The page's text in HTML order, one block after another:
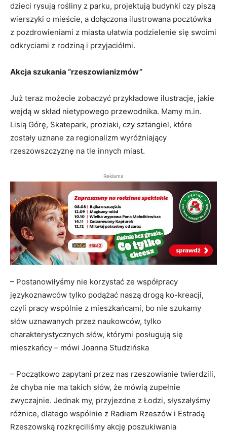
dzieci rysują rośliny z parku, projektują budynki czy piszą
wierszyki o mieście, a dołączona ilustrowana pocztówka
z pozdrowieniami z miasta ułatwia podzielenie się swoimi
odkryciami z rodziną i przyjaciółmi.
Akcja szukania “rzeszowianizmów”
Już teraz możecie zobaczyć przykładowe ilustracje, jakie
wejdą w skład nietypowego przewodnika. Mamy m.in.
Lisią Górę, Skatepark, proziaki, czy sztangiel, które
zostały uznane za regionalizm wyróżniający
rzeszowszczyznę na tle innych miast.
Reklama
– Postanowiłyśmy nie korzystać ze współpracy
językoznawców tylko podążać naszą drogą ko-kreacji,
czyli pracy wspólnie z mieszkańcami, bo nie szukamy
słów uznawanych przez naukowców, tylko
charakterystycznych słów, którymi posługują się
mieszkańcy – mówi Joanna Studzińska
– Początkowo zapytani przez nas rzeszowianie twierdzili,
że chyba nie ma takich słów, że mówią zupełnie
zwyczajnie. Jednak my, przyjezdne z Łodzi, słyszałyśmy
różnice, dlatego wspólnie z Radiem Rzeszów i Estradą
Rzeszowską rozkręciliśmy akcję poszukiwania